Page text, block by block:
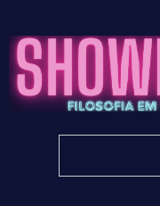
para
conteúdo